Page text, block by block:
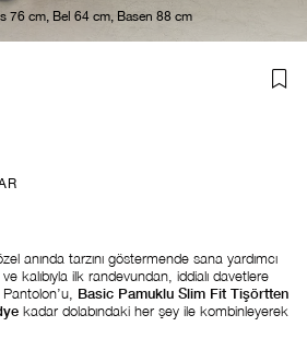
76 cm, Bel 64 cm, Basen 88 cm
anında tarzını göstermende sana yardımcı
kalıbıyla ilk randevundan, iddialı davetlere
Basic Pamuklu Slim Fit Tişörtten
kadar dolabındaki her şey ile kombinleyerek